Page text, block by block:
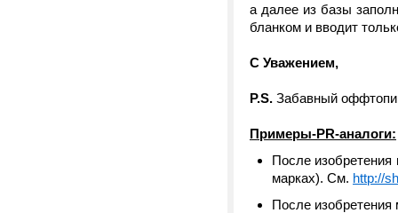
а далее из базы
бланком и вводит
С Уважением,
P.S. Забавный
Примеры-PR-аналоги:
После изобретения
марках). См. http://
После изобретения